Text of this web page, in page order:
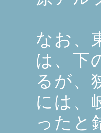
なお、
は、下
るが、
には、
ったと